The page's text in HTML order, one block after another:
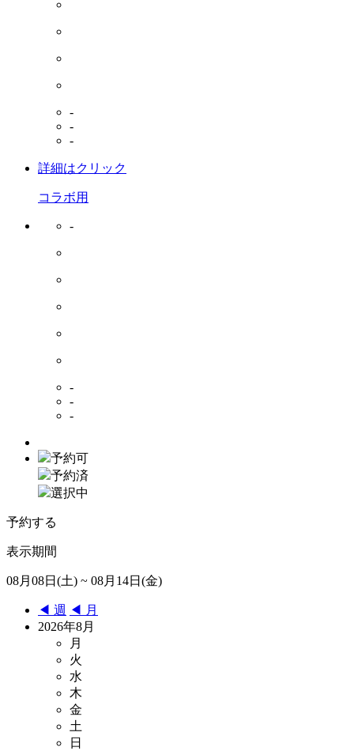
-
-
-
詳細はクリック
コラボ用
-
-
-
-
予約可
予約済
選択中
予約する
表示期間
08月08日(土) ~ 08月14日(金)
◀︎ 週 ◀︎ 月
2026年8月
月
火
水
木
金
土
日